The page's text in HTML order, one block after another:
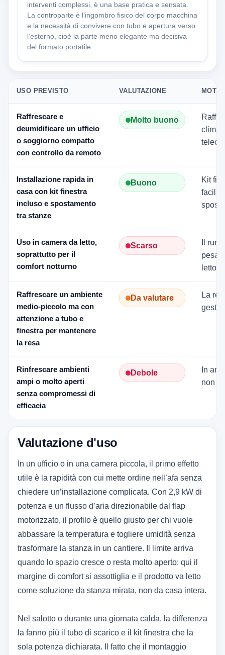
interventi complessi, è una base pratica e sensata.
La controparte è l’ingombro fisico del corpo macchina
e la necessità di convivere con tubo e apertura verso
l’esterno, cioè la parte meno elegante ma decisiva
del formato portatile.
USO PREVISTO VALUTAZIONE
Raffrescare e
deumidificare un ufficio
o soggiorno compatto
con controllo da remoto
Molto buono
Installazione rapida in
casa con kit finestra
incluso e spostamento
tra stanze
Buono
Kit
Uso in camera da letto,
soprattutto per il
comfort notturno
Scarso
Il
letto.
Raffrescare un ambiente
medio-piccolo ma con
attenzione a tubo e
finestra per mantenere
la resa
Da valutare
La
Rinfrescare ambienti
ampi o molto aperti
senza compromessi di
efficacia
Debole
In
non
Valutazione d'uso
In un ufficio o in una camera piccola, il primo effetto
utile è la rapidità con cui mette ordine nell’afa senza
chiedere un’installazione complicata. Con 2,9 kW di
potenza e un flusso d’aria direzionabile dal flap
motorizzato, il profilo è quello giusto per chi vuole
abbassare la temperatura e togliere umidità senza
trasformare la stanza in un cantiere. Il limite arriva
quando lo spazio cresce o resta molto aperto: qui il
margine di comfort si assottiglia e il prodotto va letto
come soluzione da stanza mirata, non da casa intera.
Nel salotto o durante una giornata calda, la differenza
la fanno più il tubo di scarico e il kit finestra che la
sola potenza dichiarata. Il fatto che il montaggio